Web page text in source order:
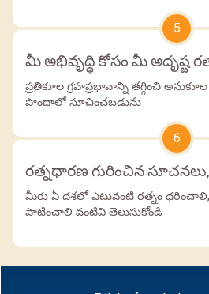
5
మీ అభివృద్ధి కోసం మీ అదృష్ట
ప్రతికూల గ్రహప్రభావాన్ని తగ్గించి
పొందాలో సూచించబడును
6
రత్నధారణ గురించిన
మీరు ఏ దశలో ఎటువంటి రత్నం
పాటించాలి వంటివి తెలుసుకోండి